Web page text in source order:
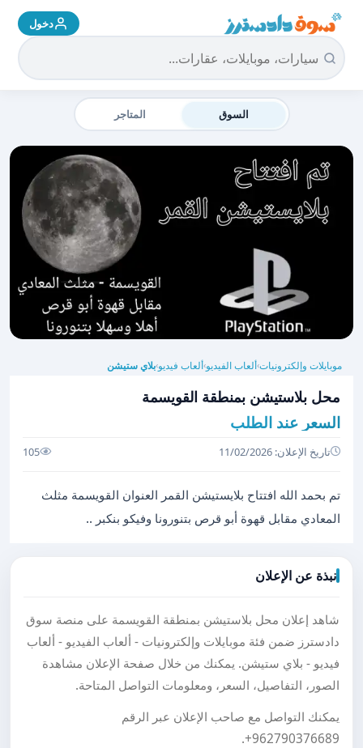
سوق دادسترز الرئيسية دخول
السوق المتاجر
موبايلات وإلكترونيات›ألعاب الفيديو›ألعاب فيديو›بلاي ستيشن
محل بلاستيشن بمنطقة القويسمة
السعر عند الطلب
تاريخ الإعلان: 11/02/2026 105
تم بحمد الله افتتاح بلايستيشن القمر العنوان القويسمة مثلث
المعادي مقابل قهوة أبو قرص بتنورونا وفيكو بنكبر ..
نبذة عن الإعلان
شاهد إعلان محل بلاستيشن بمنطقة القويسمة على منصة سوق
دادسترز ضمن فئة موبايلات وإلكترونيات - ألعاب الفيديو - ألعاب
فيديو - بلاي ستيشن. يمكنك من خلال صفحة الإعلان مشاهدة
الصور، التفاصيل، السعر، ومعلومات التواصل المتاحة.
يمكنك التواصل مع صاحب الإعلان عبر الرقم
+962790376689
.